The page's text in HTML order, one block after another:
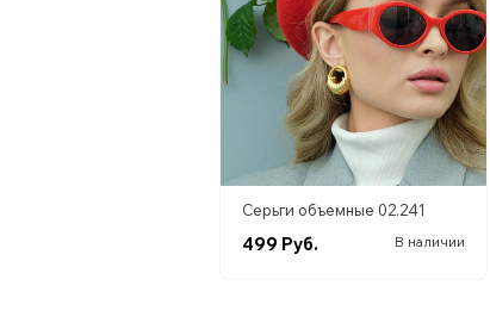
Серьги объемные 02.241
499 Руб. В наличии